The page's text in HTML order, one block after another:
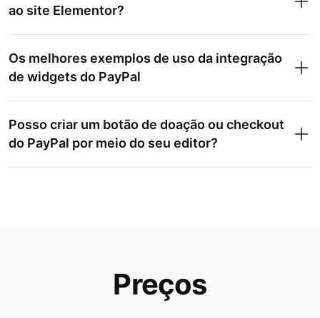
ao site Elementor?
Os melhores exemplos de uso da integração
de widgets do PayPal
Posso criar um botão de doação ou checkout
do PayPal por meio do seu editor?
Preços